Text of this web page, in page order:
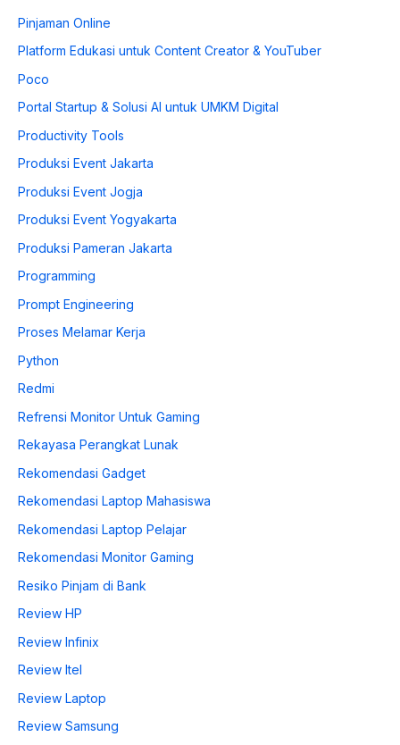
Pinjaman Online
Platform Edukasi untuk Content Creator & YouTuber
Poco
Portal Startup & Solusi AI untuk UMKM Digital
Productivity Tools
Produksi Event Jakarta
Produksi Event Jogja
Produksi Event Yogyakarta
Produksi Pameran Jakarta
Programming
Prompt Engineering
Proses Melamar Kerja
Python
Redmi
Refrensi Monitor Untuk Gaming
Rekayasa Perangkat Lunak
Rekomendasi Gadget
Rekomendasi Laptop Mahasiswa
Rekomendasi Laptop Pelajar
Rekomendasi Monitor Gaming
Resiko Pinjam di Bank
Review HP
Review Infinix
Review Itel
Review Laptop
Review Samsung